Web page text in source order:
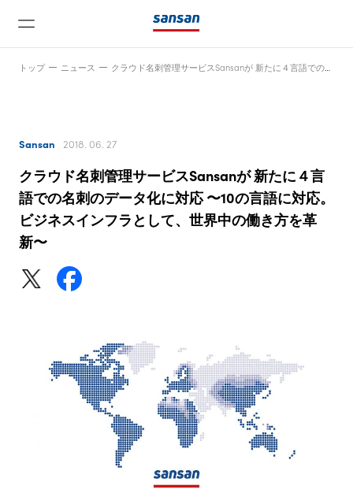
ニュース
サービス
テクノロジー
株主・投資家情報
サステナビリティ
トップ ニュース
Sansan 2018. 06. 27
クラウド名刺管理サービスSansanが 新たに４言
語での名刺のデータ化に対応 〜10の言語に対応。
ビジネスインフラとして、世界中の働き方を革
新〜